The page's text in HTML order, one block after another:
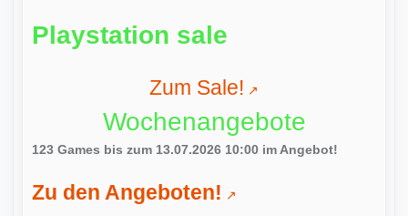
Playstation sale
Zum Sale!
Wochenangebote
123 Games bis zum 13.07.2026 10:00 im Angebot!
Zu den Angeboten!